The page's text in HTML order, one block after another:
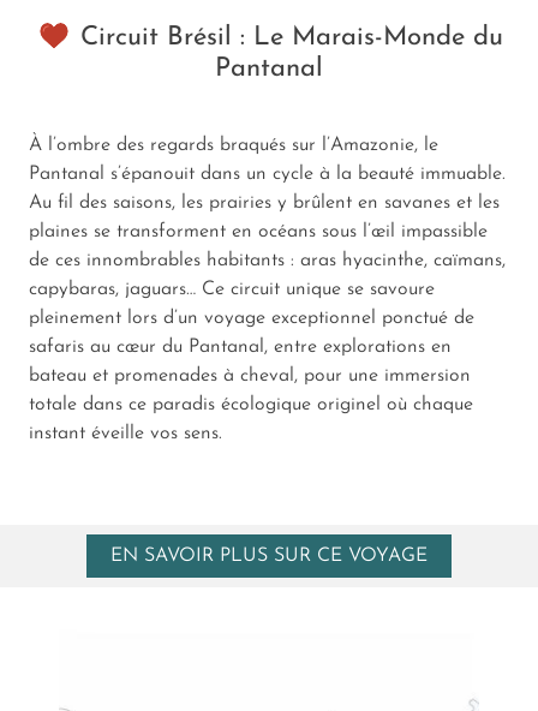
Circuit Brésil : Le Marais-Monde du
Pantanal
À l’ombre des regards braqués sur l’Amazonie, le
Pantanal s’épanouit dans un cycle à la beauté immuable.
Au fil des saisons, les prairies y brûlent en savanes et les
plaines se transforment en océans sous l’œil impassible
de ces innombrables habitants : aras hyacinthe, caïmans,
capybaras, jaguars… Ce circuit unique se savoure
pleinement lors d’un voyage exceptionnel ponctué de
safaris au cœur du Pantanal, entre explorations en
bateau et promenades à cheval, pour une immersion
totale dans ce paradis écologique originel où chaque
instant éveille vos sens.
EN SAVOIR PLUS SUR CE VOYAGE